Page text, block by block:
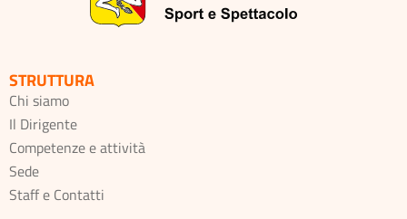
STRUTTURA
Chi siamo
Il Dirigente
Competenze e attività
Sede
Staff e Contatti